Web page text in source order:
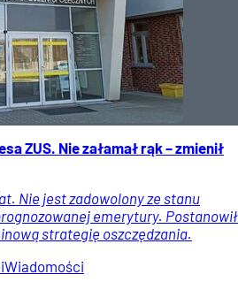
ZUS. Nie załamał rąk – zmienił
Nie jest zadowolony ze stanu
emerytury. Postanowił
strategię oszczędzania.
Wiadomości